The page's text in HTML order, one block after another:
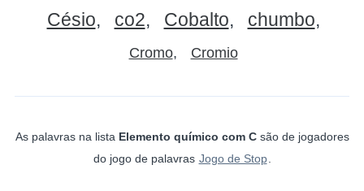
Césio co2 Cobalto chumbo
Cromo Cromio
As palavras na lista Elemento químico com Csão de jogadores
do jogo de palavras Jogo de Stop